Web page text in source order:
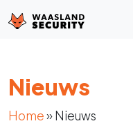
Nieuws
Home»Nieuws